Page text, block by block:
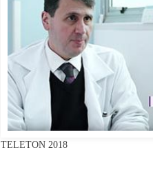
TELETON 2018